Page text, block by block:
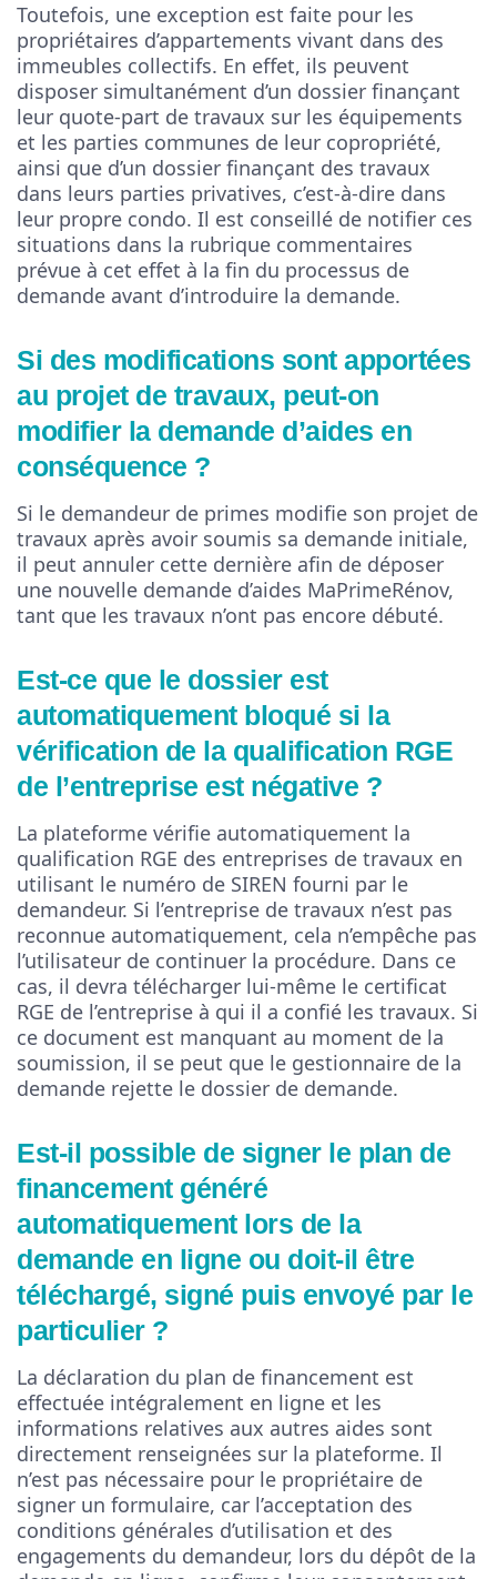
Toutefois, une exception est faite pour les
propriétaires d’appartements vivant dans des
immeubles collectifs. En effet, ils peuvent
disposer simultanément d’un dossier finançant
leur quote-part de travaux sur les équipements
et les parties communes de leur copropriété,
ainsi que d’un dossier finançant des travaux
dans leurs parties privatives, c’est-à-dire dans
leur propre condo. Il est conseillé de notifier ces
situations dans la rubrique commentaires
prévue à cet effet à la fin du processus de
demande avant d’introduire la demande.
Si des modifications sont apportées
au projet de travaux, peut-on
modifier la demande d’aides en
conséquence ?
Si le demandeur de primes modifie son projet de
travaux après avoir soumis sa demande initiale,
il peut annuler cette dernière afin de déposer
une nouvelle demande d’aides MaPrimeRénov,
tant que les travaux n’ont pas encore débuté.
Est-ce que le dossier est
automatiquement bloqué si la
vérification de la qualification RGE
de l’entreprise est négative ?
La plateforme vérifie automatiquement la
qualification RGE des entreprises de travaux en
utilisant le numéro de SIREN fourni par le
demandeur. Si l’entreprise de travaux n’est pas
reconnue automatiquement, cela n’empêche pas
l’utilisateur de continuer la procédure. Dans ce
cas, il devra télécharger lui-même le certificat
RGE de l’entreprise à qui il a confié les travaux. Si
ce document est manquant au moment de la
soumission, il se peut que le gestionnaire de la
demande rejette le dossier de demande.
Est-il possible de signer le plan de
financement généré
automatiquement lors de la
demande en ligne ou doit-il être
téléchargé, signé puis envoyé par le
particulier ?
La déclaration du plan de financement est
effectuée intégralement en ligne et les
informations relatives aux autres aides sont
directement renseignées sur la plateforme. Il
n’est pas nécessaire pour le propriétaire de
signer un formulaire, car l’acceptation des
conditions générales d’utilisation et des
engagements du demandeur, lors du dépôt de la